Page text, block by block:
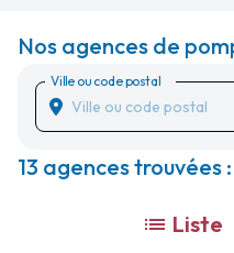
Nos agences de
Ville ou code postal
13 agences trouvées :
Liste